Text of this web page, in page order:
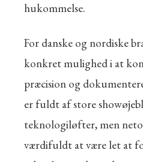
hukommelse.
For danske og nordiske
konkret mulighed i at
præcision og
er fuldt af store
teknologiløfter, men
værdifuldt at være let at